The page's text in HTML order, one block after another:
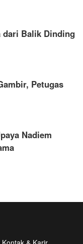
dari Balik Dinding
Petugas
Nadiem